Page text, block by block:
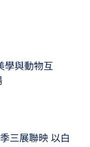
學與動物互
三展聯映 以白